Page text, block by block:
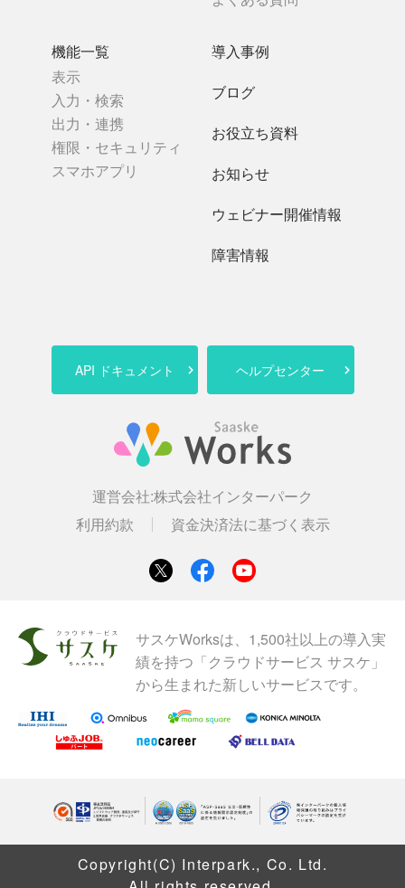
機能一覧
表示
入力・検索
出力・連携
権限・セキュリティ
スマホアプリ
導入事例
ブログ
お役立ち資料
お知らせ
ウェビナー開催情報
障害情報
API ドキュメント ヘルプセンター
運営会社:株式会社インターパーク
利用約款
資金決済法に基づく表示
サスケWorksは、1,500社以上の導入実
績を持つ「クラウドサービス サスケ」
から生まれた新しいサービスです。
Copyright(C) Interpark., Co. Ltd.